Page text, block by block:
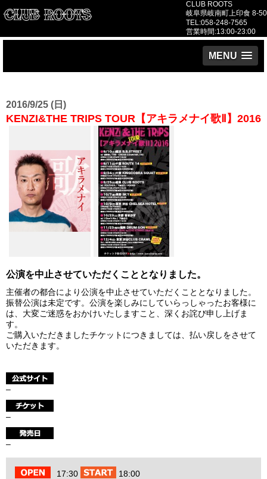
CLUB ROOTS
岐阜県岐南町上印食 8-50
TEL:058-248-7565
営業時間:13:00-23:00
MENU
2016/9/25 (日)
KENZI&THE TRIPS TOUR【アキラメナイ歌Ⅱ】2016
公演を中止させていただくこととなりました。
主催者の都合により公演を中止させていただくこととなりました。
振替公演は未定です。公演を楽しみにしていらっしゃったお客様に
は、大変ご迷惑をおかけいたしますこと、深くお詫び申し上げま
す。
ご購入いただきましたチケットにつきましては、払い戻しをさせて
いただきます。
–
–
–
17:30
18:00